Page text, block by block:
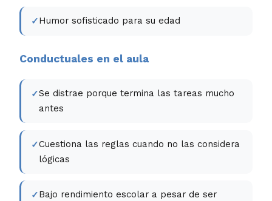
Humor sofisticado para su edad
Conductuales en el aula
Se distrae porque termina las tareas mucho
antes
Cuestiona las reglas cuando no las considera
lógicas
Bajo rendimiento escolar a pesar de ser